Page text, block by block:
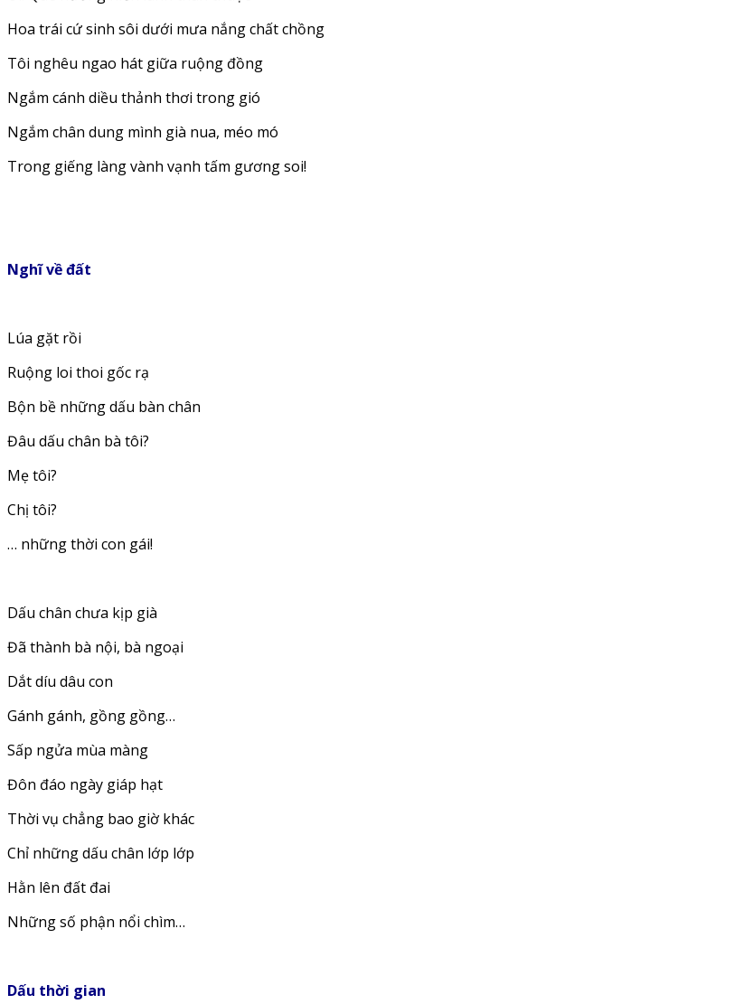
Hoa trái cứ sinh sôi dưới mưa nắng chất chồng
Tôi nghêu ngao hát giữa ruộng đồng
Ngắm cánh diều thảnh thơi trong gió
Ngắm chân dung mình già nua, méo mó
Trong giếng làng vành vạnh tấm gương soi!
Nghĩ về đất
Lúa gặt rồi
Ruộng loi thoi gốc rạ
Bộn bề những dấu bàn chân
Đâu dấu chân bà tôi?
Mẹ tôi?
Chị tôi?
… những thời con gái!
Dấu chân chưa kịp già
Đã thành bà nội, bà ngoại
Dắt díu dâu con
Gánh gánh, gồng gồng…
Sấp ngửa mùa màng
Đôn đáo ngày giáp hạt
Thời vụ chẳng bao giờ khác
Chỉ những dấu chân lớp lớp
Hằn lên đất đai
Những số phận nổi chìm…
Dấu thời gian